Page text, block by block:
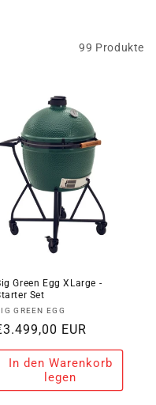
99 Produkte
Green Egg XLarge -
Set
GREEN EGG
EUR
In den Warenkorb
legen